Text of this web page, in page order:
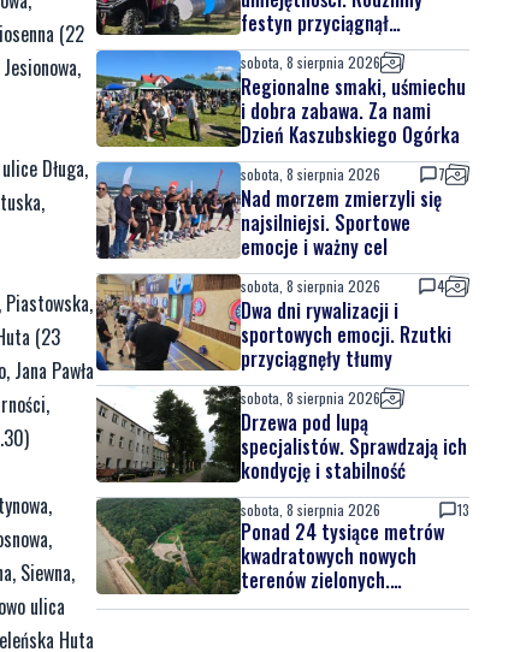
(22
Długa,
Piastowska,
(23
Pawła
Siewna,
ulica
Huta
festyn przyciągnął
mieszkańców oraz gości
sobota, 8 sierpnia 2026
Regionalne smaki, uśmiechu
i dobra zabawa. Za nami
Dzień Kaszubskiego Ogórka
sobota, 8 sierpnia 2026 7
Nad morzem zmierzyli się
najsilniejsi. Sportowe
emocje i ważny cel
sobota, 8 sierpnia 2026 4
Dwa dni rywalizacji i
sportowych emocji. Rzutki
przyciągnęły tłumy
sobota, 8 sierpnia 2026
Drzewa pod lupą
specjalistów. Sprawdzają ich
kondycję i stabilność
sobota, 8 sierpnia 2026 13
Ponad 24 tysiące metrów
kwadratowych nowych
terenów zielonych.
Powstanie nowa przestrzeń